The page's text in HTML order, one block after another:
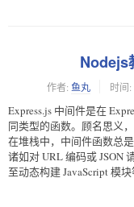
Nodejs
作者: 鱼丸 时间:
Express.js 中间件是在
同类型的函数。顾名思义
在堆栈中，中间件函数总
诸如对 URL 编码或 JSON
至动态构建 JavaScript 模块